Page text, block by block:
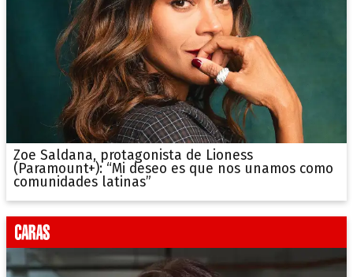
Zoe Saldana, protagonista de Lioness
(Paramount+): “Mi deseo es que nos unamos como
comunidades latinas”